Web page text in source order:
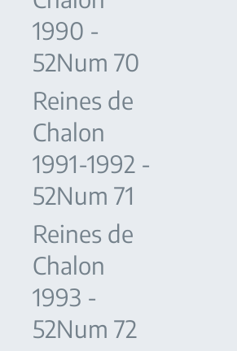
1990 -
52Num 70
Reines de
Chalon
1991-1992 -
52Num 71
Reines de
Chalon
1993 -
52Num 72